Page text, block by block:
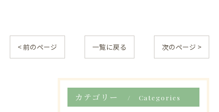
< 前のページ 一覧に戻る 次のページ >
カテゴリー Categories